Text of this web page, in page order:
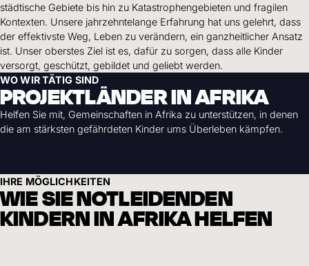
städtische Gebiete bis hin zu Katastrophengebieten und fragilen
Kontexten. Unsere jahrzehntelange Erfahrung hat uns gelehrt, dass
der effektivste Weg, Leben zu verändern, ein ganzheitlicher Ansatz
ist. Unser oberstes Ziel ist es, dafür zu sorgen, dass alle Kinder
versorgt, geschützt, gebildet und geliebt werden.
WO WIR TÄTIG SIND
PROJEKTLÄNDER IN AFRIKA
Helfen Sie mit, Gemeinschaften in Afrika zu unterstützen, in denen
die am stärksten gefährdeten Kinder ums Überleben kämpfen.
IHRE MÖGLICHKEITEN
WIE SIE NOTLEIDENDEN
KINDERN IN AFRIKA HELFEN